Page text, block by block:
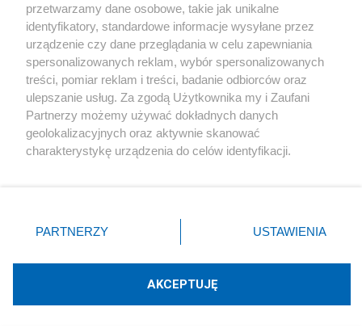
Kultura
X Facebook Instagram Youtube
Technologię dostarcza:W3media.pl
przetwarzamy dane osobowe, takie jak unikalne
identyfikatory, standardowe informacje wysyłane przez
urządzenie czy dane przeglądania w celu zapewniania
spersonalizowanych reklam, wybór spersonalizowanych
treści, pomiar reklam i treści, badanie odbiorców oraz
ulepszanie usług. Za zgodą Użytkownika my i Zaufani
Partnerzy możemy używać dokładnych danych
geolokalizacyjnych oraz aktywnie skanować
charakterystykę urządzenia do celów identyfikacji.
zmienić/wycofać klikając przycisk ustawień prywatności
znajdujący się w lewym dolnym rogu strony
rodzaje przetwarzania danych nie wymagają zgody
użytkownika, ale masz prawo sprzeciwić się takiemu
PARTNERZY USTAWIENIA
AKCEPTUJĘ